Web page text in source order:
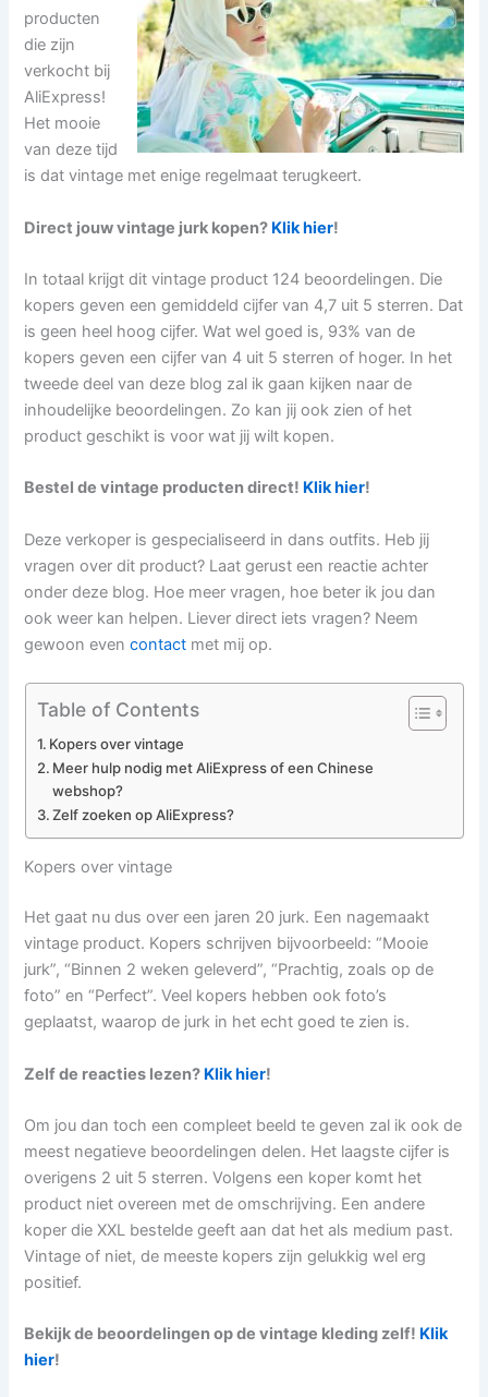
producten
die zijn
verkocht bij
AliExpress!
Het mooie
van deze tijd
is dat vintage met enige regelmaat terugkeert.
Direct jouw vintage jurk kopen? Klik hier!
In totaal krijgt dit vintage product 124 beoordelingen. Die
kopers geven een gemiddeld cijfer van 4,7 uit 5 sterren. Dat
is geen heel hoog cijfer. Wat wel goed is, 93% van de
kopers geven een cijfer van 4 uit 5 sterren of hoger. In het
tweede deel van deze blog zal ik gaan kijken naar de
inhoudelijke beoordelingen. Zo kan jij ook zien of het
product geschikt is voor wat jij wilt kopen.
Bestel de vintage producten direct! Klik hier!
Deze verkoper is gespecialiseerd in dans outfits. Heb jij
vragen over dit product? Laat gerust een reactie achter
onder deze blog. Hoe meer vragen, hoe beter ik jou dan
ook weer kan helpen. Liever direct iets vragen? Neem
gewoon evencontact met mij op.
Table of Contents
Kopers over vintage
Meer hulp nodig met AliExpress of een Chinese
webshop?
Zelf zoeken op AliExpress?
Kopers over vintage
Het gaat nu dus over een jaren 20 jurk. Een nagemaakt
vintage product. Kopers schrijven bijvoorbeeld: “Mooie
jurk”, “Binnen 2 weken geleverd”, “Prachtig, zoals op de
foto” en “Perfect”. Veel kopers hebben ook foto’s
geplaatst, waarop de jurk in het echt goed te zien is.
Zelf de reacties lezen? Klik hier!
Om jou dan toch een compleet beeld te geven zal ik ook de
meest negatieve beoordelingen delen. Het laagste cijfer is
overigens 2 uit 5 sterren. Volgens een koper komt het
product niet overeen met de omschrijving. Een andere
koper die XXL bestelde geeft aan dat het als medium past.
Vintage of niet, de meeste kopers zijn gelukkig wel erg
positief.
Bekijk de beoordelingen op de vintage kleding zelf! Klik
hier!